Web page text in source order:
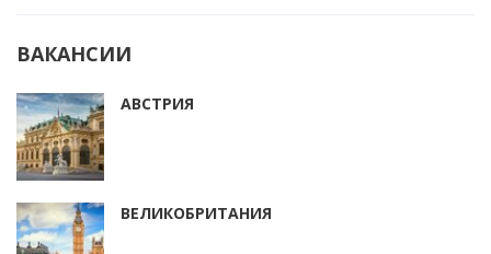
ВАКАНСИИ
АВСТРИЯ
ВЕЛИКОБРИТАНИЯ